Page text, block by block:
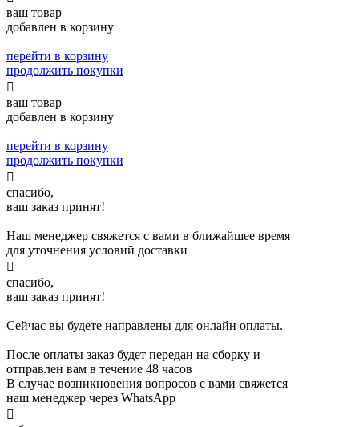
ваш товар
добавлен в корзину
перейти в корзину
продолжить покупки

ваш товар
добавлен в корзину
перейти в корзину
продолжить покупки

спасибо,
ваш заказ принят!
Наш менеджер свяжется с вами в ближайшее время
для уточнения условий доставки

спасибо,
ваш заказ принят!
Сейчас вы будете направлены для онлайн оплаты.
После оплаты заказ будет передан на сборку и
отправлен вам в течение 48 часов
В случае возникновения вопросов с вами свяжется
наш менеджер через WhatsApp
